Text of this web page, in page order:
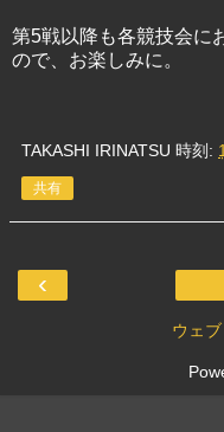
第5戦以降も各競技会に
ので、お楽しみに。
TAKASHI IRINATSU 時刻:
共有
‹
ウェ